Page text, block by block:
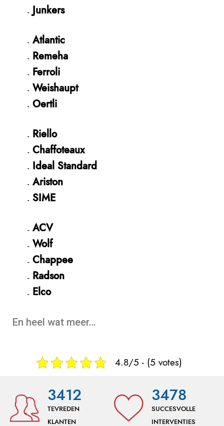
Junkers
Atlantic
Remeha
Ferroli
Weishaupt
Oertli
Riello
Chaffoteaux
Ideal Standard
Ariston
SIME
ACV
Wolf
Chappee
Radson
Elco
En heel wat meer…
4.8/5 - (5 votes)
3412
TEVREDEN
KLANTEN
3478
SUCCESVOLLE
INTERVENTIES